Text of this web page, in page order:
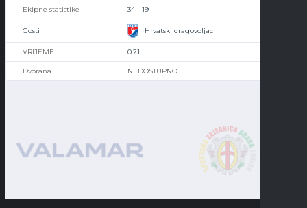
34 - 19
Hrvatski dragovoljac
0:21
NEDOSTUPNO